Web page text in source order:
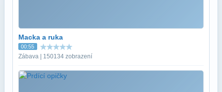
Macka a ruka
00:55
Zábava | 150134 zobrazení